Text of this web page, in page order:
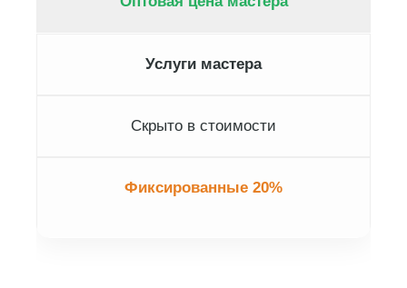
Услуги мастера
Скрыто в стоимости
Фиксированные 20%